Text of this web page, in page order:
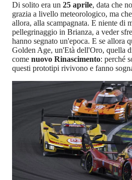
Di solito era un 25 aprile, data che
grazia a livello meteorologico, ma
allora, alla scampagnata. E niente di
pellegrinaggio in Brianza, a veder
hanno segnato un'epoca. E se allora
Golden Age, un'Età dell'Oro, quella
come nuovo Rinascimento: perché
questi prototipi rivivono e fanno